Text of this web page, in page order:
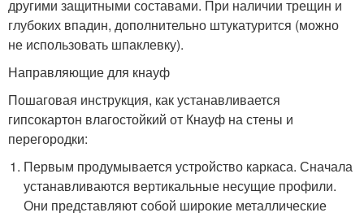
другими защитными составами. При наличии трещин и
глубоких впадин, дополнительно штукатурится (можно
не использовать шпаклевку).
Направляющие для кнауф
Пошаговая инструкция, как устанавливается
гипсокартон влагостойкий от Кнауф на стены и
перегородки:
Первым продумывается устройство каркаса. Сначала
устанавливаются вертикальные несущие профили.
Они представляют собой широкие металлические